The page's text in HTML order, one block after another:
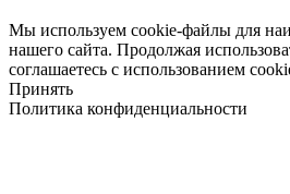
Мы используем cookie-файлы для
нашего сайта. Продолжая
соглашаетесь с использованием
Принять
Политика конфиденциальности